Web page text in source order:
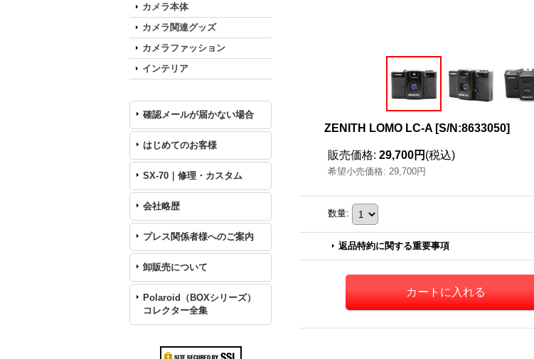
カメラ本体
カメラ関連グッズ
カメラファッション
インテリア
確認メールが届かない場合
はじめてのお客様
SX-70｜修理・カスタム
会社略歴
プレス関係者様へのご案内
卸販売について
Polaroid（BOXシリーズ）
コレクター全集
ZENITH LOMO LC-A [S/N:8633050]
販売価格: 29,700円 (税込)
希望小売価格: 29,700円
数量:
返品特約に関する重要事項